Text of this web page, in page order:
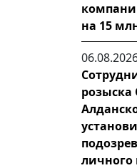
на 15
личного